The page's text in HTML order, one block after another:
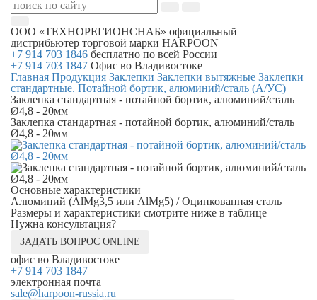
ООО «ТЕХНОРЕГИОНСНАБ» официальный
дистрибьютер торговой марки HARPOON
+7 914 703 1846 бесплатно по всей России
+7 914 703 1847 Офис во Владивостоке
Главная Продукция Заклепки Заклепки вытяжные Заклепки
стандартные. Потайной бортик, алюминий/сталь (А/УС)
Заклепка стандартная - потайной бортик, алюминий/сталь
Ø4,8 - 20мм
Заклепка стандартная - потайной бортик, алюминий/сталь
Ø4,8 - 20мм
Основные характеристики
Алюминий (AlMg3,5 или AlMg5) / Оцинкованная сталь
Размеры и характеристики смотрите ниже в таблице
Нужна консультация?
ЗАДАТЬ ВОПРОС ONLINE
офис во Владивостоке
+7 914 703 1847
электронная почта
sale@harpoon-russia.ru